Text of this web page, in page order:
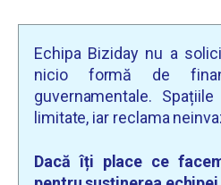
Echipa Biziday nu a
nicio formă de
guvernamentale.
limitate, iar reclama
Dacă îți place ce